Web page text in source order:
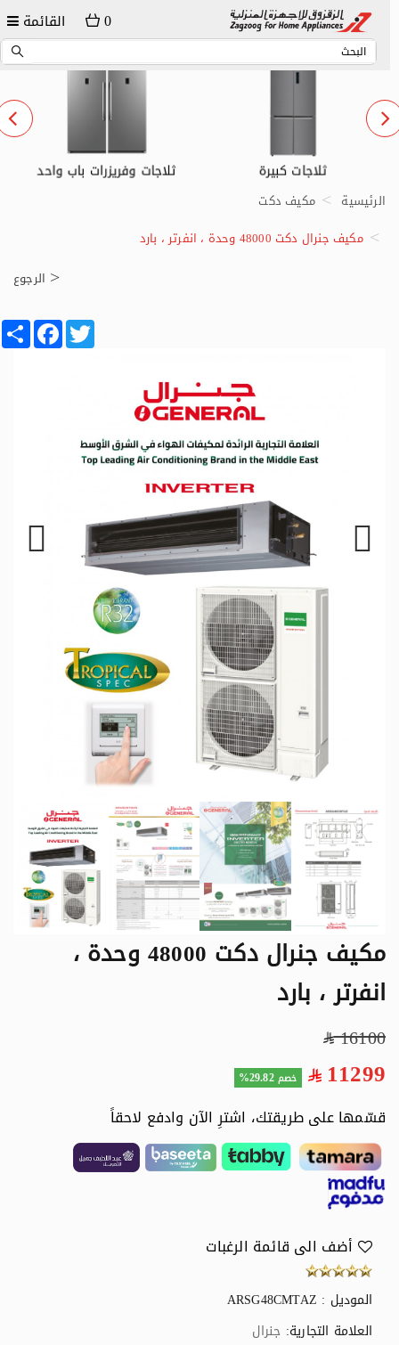
القائمة 0
ثلاجات وفريزرات باب واحد ثلاجات صغيرة
الرئيسية
مكيف دكت
مكيف جنرال دكت 48000 وحدة ، انفرتر ، بارد
الرجوع
Share
FacebookTwitter
مكيف جنرال دكت 48000 وحدة ،
انفرتر ، بارد
16100
11299 خصم29.82%
قسّمها على طريقتك، اشترِ الآن وادفع لاحقاً
أضف الى قائمة الرغبات
الموديل : ARSG48CMTAZ
العلامة التجارية: جنرال